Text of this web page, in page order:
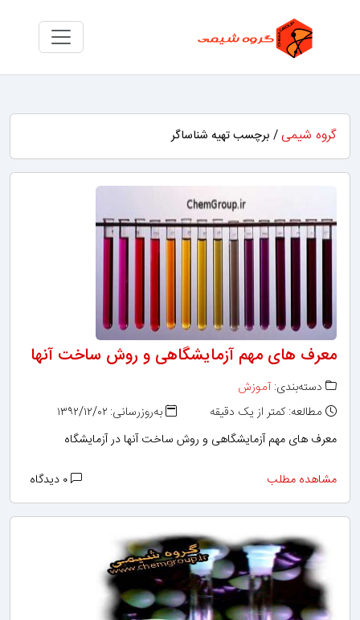
گروه شیمی / برچسب تهیه شناساگر
معرف های مهم آزمایشگاهی و روش ساخت آنها
دسته‌بندی: آموزش
مطالعه: کمتر از یک دقیقه
به‌روزرسانی: ۱۳۹۲/۱۲/۰۲
معرف های مهم آزمایشگاهی و روش ساخت آنها در آزمایشگاه
مشاهده مطلب